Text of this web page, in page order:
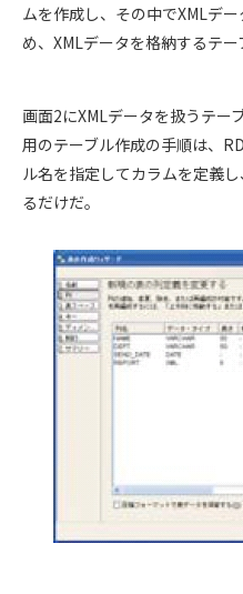
ムを作成し、その中でXMLデ
め、XMLデータを格納するテ
画面2にXMLデータを扱うテー
用のテーブル作成の手順は、
ル名を指定してカラムを定義
るだけだ。